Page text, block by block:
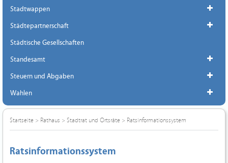
Stadtwappen
Städtepartnerschaft
Städtische Gesellschaften
Standesamt
Steuern und Abgaben
Wahlen
Startseite > Rathaus > Stadtrat und Ortsräte > Ratsinformationssystem
Ratsinformationssystem